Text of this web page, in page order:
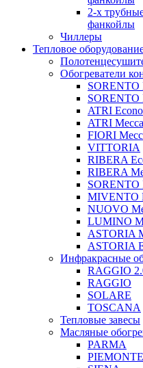
2-х
фанкойлы
Чиллеры
Тепловое
Обогреватели
SORENTO
SORENTO
ATRI Econo
ATRI
FIORI
VITTORIA
RIBERA
RIBERA
SORENTO
MIVENTO
NUOVO
LUMINO
ASTORIA
ASTORIA
Инфракрасные
RAGGIO
RAGGIO
SOLARE
TOSCANA
Тепловые завесы
Масляные
PARMA
PIEMONTE